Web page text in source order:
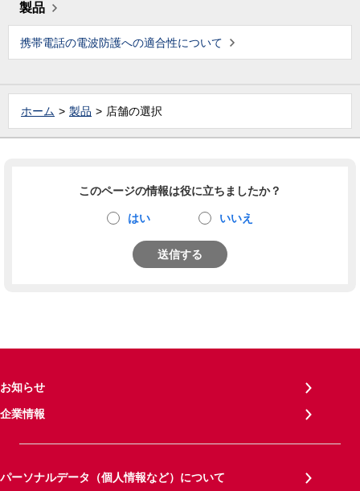
製品
携帯電話の電波防護への適合性について
ホーム 製品 店舗の選択
このページの情報は役に立ちましたか？
はい いいえ
送信する
お知らせ
企業情報
パーソナルデータ（個人情報など）について